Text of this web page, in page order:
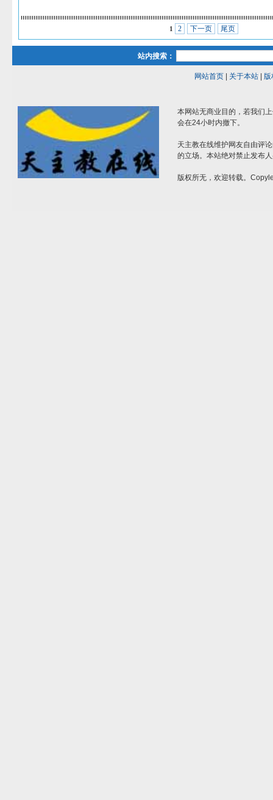
1 2 下一页 尾页
站内搜索：
网站首页| 关于本站| 版
本网站无商业目的，若我们
会在24小时内撤下。
天主教在线维护网友自由评
的立场。本站绝对禁止发布
版权所无，欢迎转载。